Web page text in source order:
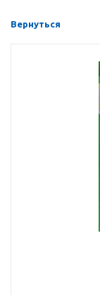
Вернуться